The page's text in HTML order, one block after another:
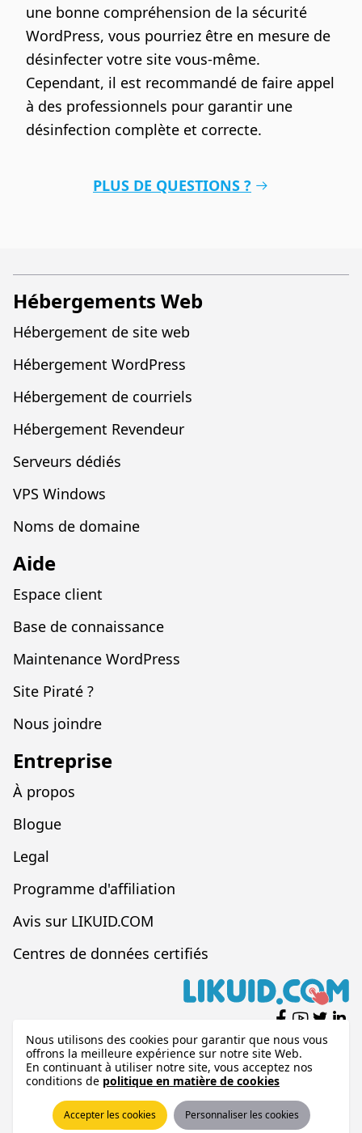
une bonne compréhension de la sécurité
WordPress, vous pourriez être en mesure de
désinfecter votre site vous-même.
Cependant, il est recommandé de faire appel
à des professionnels pour garantir une
désinfection complète et correcte.
PLUS DE QUESTIONS ?
Hébergements Web
Hébergement de site web
Hébergement WordPress
Hébergement de courriels
Hébergement Revendeur
Serveurs dédiés
VPS Windows
Noms de domaine
Aide
Espace client
Base de connaissance
Maintenance WordPress
Site Piraté ?
Nous joindre
Entreprise
À propos
Blogue
Legal
Programme d'affiliation
Avis sur LIKUID.COM
Centres de données certifiés
LIKUID.COM®, depuis 2001
©2026 LIKUID.COM®. Tous droits réservés
Méthodes de paiement
Nous utilisons des cookies pour garantir que nous vous
offrons la meilleure expérience sur notre site Web.
En continuant à utiliser notre site, vous acceptez nos
conditions de politique en matière de cookies
Accepter les cookies Personnaliser les cookies